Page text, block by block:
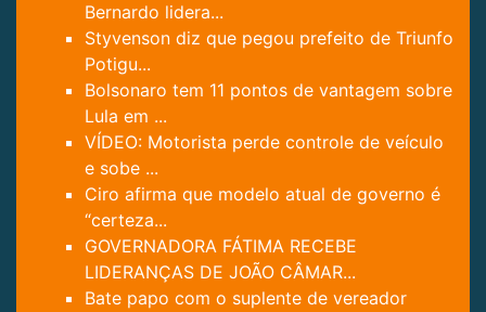
Bernardo lidera...
Styvenson diz que pegou prefeito de Triunfo
Potigu...
Bolsonaro tem 11 pontos de vantagem sobre
Lula em ...
VÍDEO: Motorista perde controle de veículo
e sobe ...
Ciro afirma que modelo atual de governo é
“certeza...
GOVERNADORA FÁTIMA RECEBE
LIDERANÇAS DE JOÃO CÂMAR...
Bate papo com o suplente de vereador